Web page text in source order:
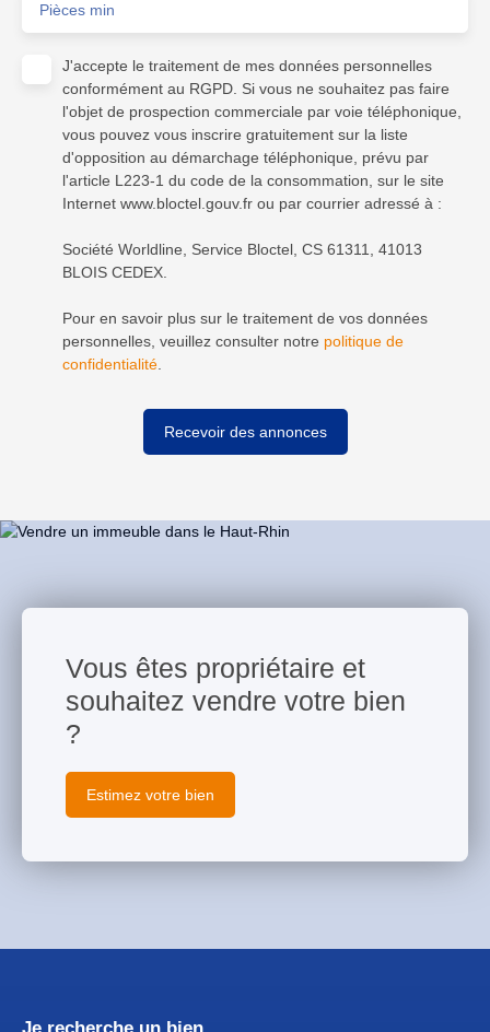
Pièces min
J'accepte le traitement de mes données personnelles
conformément au RGPD. Si vous ne souhaitez pas faire
l'objet de prospection commerciale par voie téléphonique,
vous pouvez vous inscrire gratuitement sur la liste
d'opposition au démarchage téléphonique, prévu par
l'article L223-1 du code de la consommation, sur le site
Internet www.bloctel.gouv.fr ou par courrier adressé à :
Société Worldline, Service Bloctel, CS 61311, 41013
BLOIS CEDEX.
Pour en savoir plus sur le traitement de vos données
personnelles, veuillez consulter notre politique de
confidentialité.
Recevoir des annonces
Vous êtes propriétaire et
souhaitez vendre votre bien
?
Estimez votre bien